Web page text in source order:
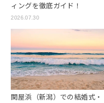
ィングを徹底ガイド！
2026.07.30
関屋浜（新潟）での結婚式・